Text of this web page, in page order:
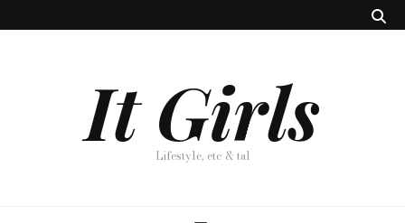
It Girls
Lifestyle, etc & tal